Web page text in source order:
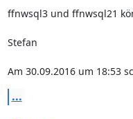
ffnwsql3 und ffnwsql21
Stefan
Am 30.09.2016 um 18:53
...